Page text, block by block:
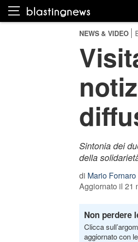
NEWS & VIDEO
Sintonia dei
della
di Mario Fornaro
Aggiornato il 21
Non perdere
Clicca
aggiornato con